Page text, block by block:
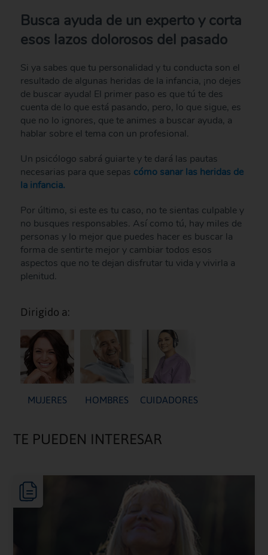
Busca ayuda de un experto y corta
esos lazos dolorosos del pasado
Si ya sabes que tu personalidad y tu conducta son el
resultado de algunas heridas de la infancia, ¡no dejes
de buscar ayuda! El primer paso es que tú te des
cuenta de lo que está pasando, pero, lo que sigue, es
que no lo ignores, que te animes a buscar ayuda, a
hablar sobre el tema con un profesional.
Un psicólogo sabrá guiarte y te dará las pautas
necesarias para que sepas cómo sanar las heridas de
la infancia.
Por último, si este es tu caso, no te sientas culpable y
no busques responsables. Así como tú, hay miles de
personas y lo mejor que puedes hacer es buscar la
forma de sentirte mejor y cambiar todos esos
aspectos que no te dejan disfrutar tu vida y vivirla a
plenitud.
Dirigido a:
MUJERES HOMBRES CUIDADORES
TE PUEDEN INTERESAR